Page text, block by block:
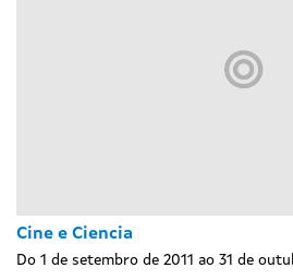
Cine e Ciencia
Do 1 de setembro de 2011 ao 31 de